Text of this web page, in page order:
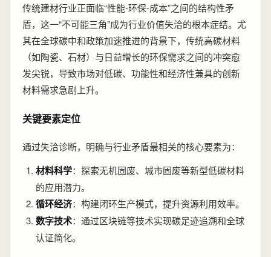
传统建材行业正面临“性能-环保-成本”之间的结构性矛
盾，这一“不可能三角”成为行业价值失洽的根本症结。尤
其在全球碳中和政策加速推进的背景下，传统高碳材料
（如陶瓷、石材）与日益增长的环保需求之间的冲突愈
发尖锐，导致市场对低碳、功能性和经济性兼具的创新
材料需求急剧上升。
关键要素定位
通过失洽诊断，明确与行业矛盾最相关的核心要素为：
材料科学：探索无机固废、城市固废等新型低碳材料
的应用潜力。
循环经济：构建闭环生产模式，提升资源利用效率。
数字技术：通过区块链等技术实现碳足迹追溯和全球
认证简化。